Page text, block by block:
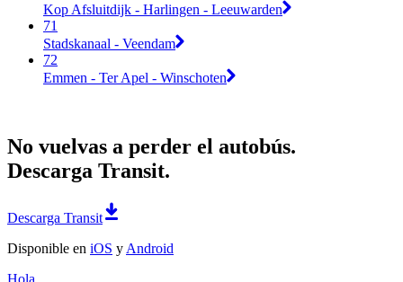
Kop Afsluitdijk - Harlingen - Leeuwarden
71
Stadskanaal - Veendam
72
Emmen - Ter Apel - Winschoten
No vuelvas a perder el autobús.
Descarga Transit.
Descarga Transit
Disponible en iOS y Android
Hola